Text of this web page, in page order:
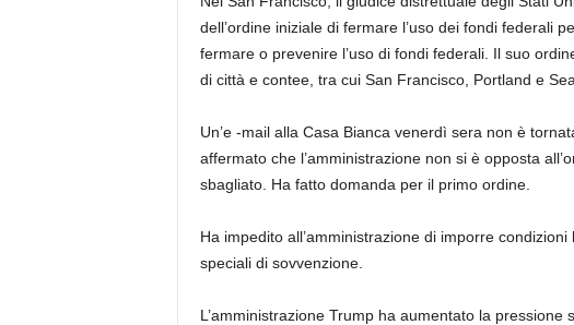
dell’ordine iniziale di fermare l’uso dei fondi federali
fermare o prevenire l’uso di fondi federali. Il suo
di città e contee, tra cui San Francisco, Portland e
Un’e -mail alla Casa Bianca venerdì sera non è
affermato che l’amministrazione non si è opposta
sbagliato. Ha fatto domanda per il primo ordine.
Ha impedito all’amministrazione di imporre
speciali di sovvenzione.
L’amministrazione Trump ha aumentato la